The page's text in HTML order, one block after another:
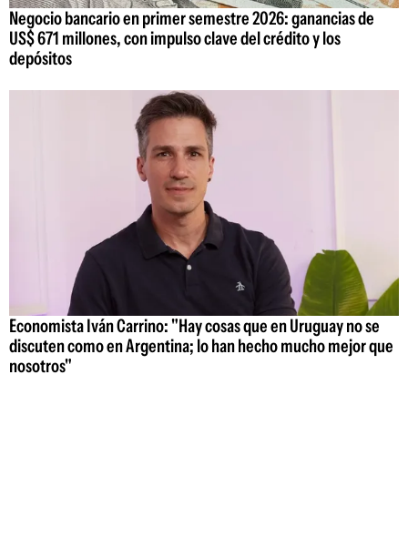
Negocio bancario en primer semestre 2026: ganancias de
US$ 671 millones, con impulso clave del crédito y los
depósitos
Economista Iván Carrino: "Hay cosas que en Uruguay no se
discuten como en Argentina; lo han hecho mucho mejor que
nosotros"